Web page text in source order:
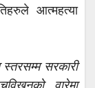
आत्महत्या
स्तरसम्म सरकारी